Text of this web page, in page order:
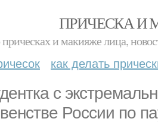
ПРИЧЕСКА И
и макияже лица,
как делать
с
России по